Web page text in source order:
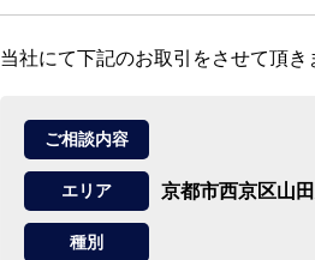
当社にて下記のお取引をさせて頂き
ご相談内容
エリア 京都市西京区山
種別